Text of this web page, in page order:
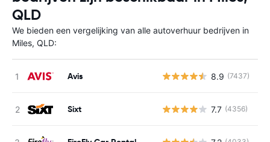
QLD
We bieden een vergelijking van alle autoverhuur bedrijven in
Miles, QLD:
Avis 8.9 (7437)
Sixt 7.7 (4356)